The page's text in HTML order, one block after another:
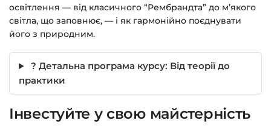
освітлення — від класичного “Рембрандта” до м’якого
світла, що заповнює, — і як гармонійно поєднувати
його з природним.
? Детальна програма курсу: Від теорії до
практики
Інвестуйте у свою майстерність